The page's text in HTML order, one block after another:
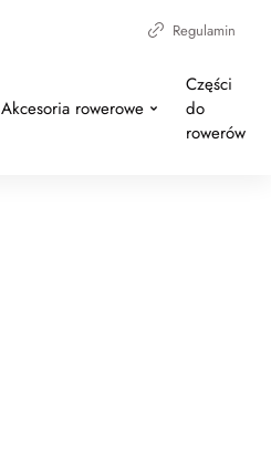
Regulamin
Akcesoria rowerowe
Części
do
rowerów